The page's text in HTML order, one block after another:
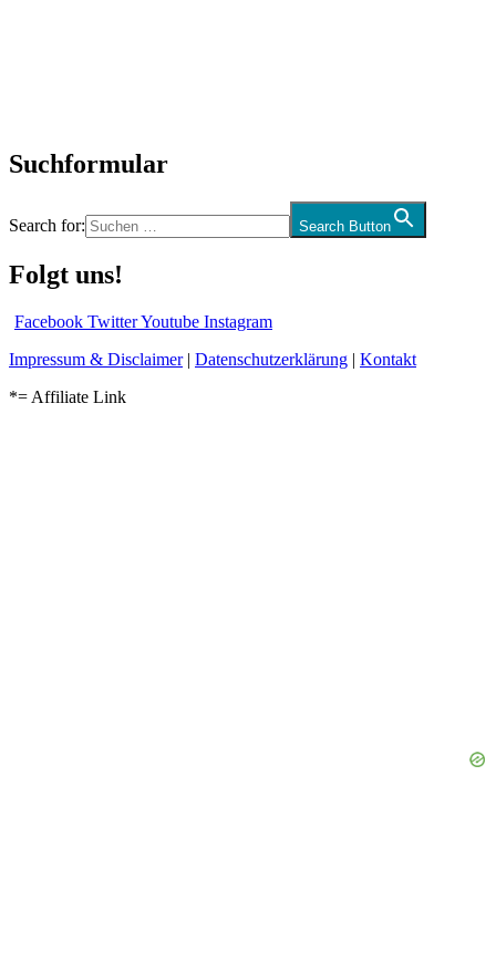
Suchformular
Search for: Search Button
Folgt uns!
Facebook TwitterYoutube Instagram
Impressum & Disclaimer| Datenschutzerklärung | Kontakt
*= Affiliate Link